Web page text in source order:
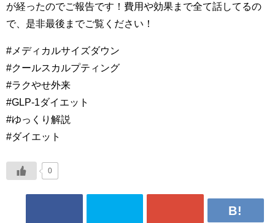
が経ったのでご報告です！費用や効果まで全て話してるの
で、是非最後までご覧ください！
#メディカルサイズダウン
#クールスカルプティング
#ラクやせ外来
#GLP-1ダイエット
#ゆっくり解説
#ダイエット
0